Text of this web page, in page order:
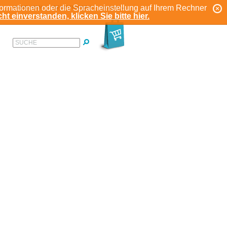
oder die Spracheinstellung auf Ihrem Rechner
einverstanden, klicken Sie bitte hier.
KONTO
ANMELDEN REGISTRIEREN
SUCHE